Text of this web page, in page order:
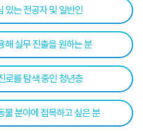
있는 전공자 및 일반인
해 실무 진출을 원하는 분
로를 탐색 중인 청년층
물 분야에 접목하고 싶은 분